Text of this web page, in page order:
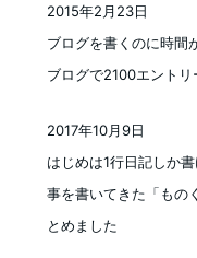
ブログを書くのに時間
ブログで2100エント
投稿日
2015年2月23日
はじめは1行日記しか
事を書いてきた「もの
とめました
2017年10月9日